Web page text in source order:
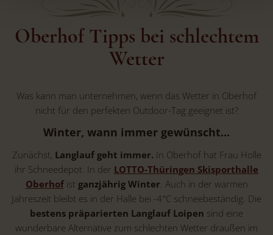
Oberhof Tipps bei schlechtem
Wetter
Was kann man unternehmen, wenn das Wetter in Oberhof
nicht für den perfekten Outdoor-Tag geeignet ist?
Winter, wann immer gewünscht...
Zunächst, Langlauf geht immer. In Oberhof hat Frau Holle
ihr Schneedepot. In der LOTTO-Thüringen Skisporthalle
Oberhofist ganzjährig Winter . Auch in der warmen
Jahreszeit bleibt es in der Halle bei -4°C schneebeständig. Die
bestens präparierten Langlauf Loipen sind eine
wunderbare Alternative zum schlechten Wetter draußen im